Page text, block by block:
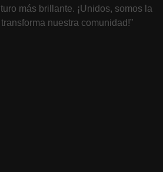
más brillante. ¡Unidos, somos la
nuestra comunidad!”